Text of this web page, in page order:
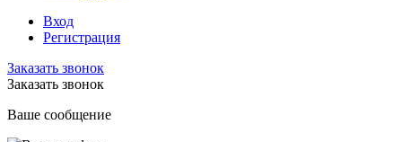
Вход
Регистрация
Заказать звонок
Заказать звонок
Ваше сообщение